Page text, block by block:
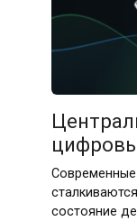
состояние